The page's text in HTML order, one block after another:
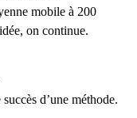
mobile à 200
on continue.
d’une méthode.